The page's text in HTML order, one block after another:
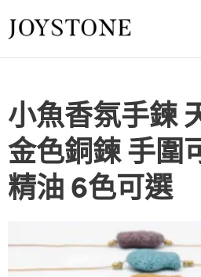
小魚香氛手鍊
金色銅鍊 手圍
精油 6色可選